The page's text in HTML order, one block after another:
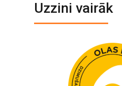
Uzzini vairāk